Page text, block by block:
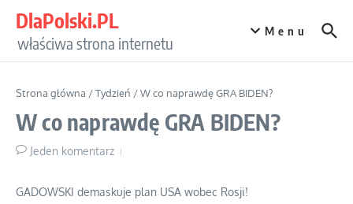
DlaPolski.PL
właściwa strona internetu
Menu
Strona główna /Tydzień /W co naprawdę GRA BIDEN?
W co naprawdę GRA BIDEN?
Jeden komentarz
GADOWSKI demaskuje plan USA wobec Rosji!